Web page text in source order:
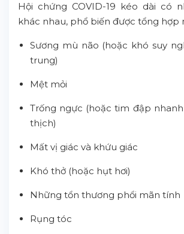
Hội chứng COVID-19 kéo dài có
khác nhau, phổ biến được tổng hợp
Sương mù não (hoặc khó suy
trung)
Mệt mỏi
Trống ngực (hoặc tim đập
thịch)
Mất vị giác và khứu giác
Khó thở (hoặc hụt hơi)
Những tổn thương phổi mãn tính
Rụng tóc